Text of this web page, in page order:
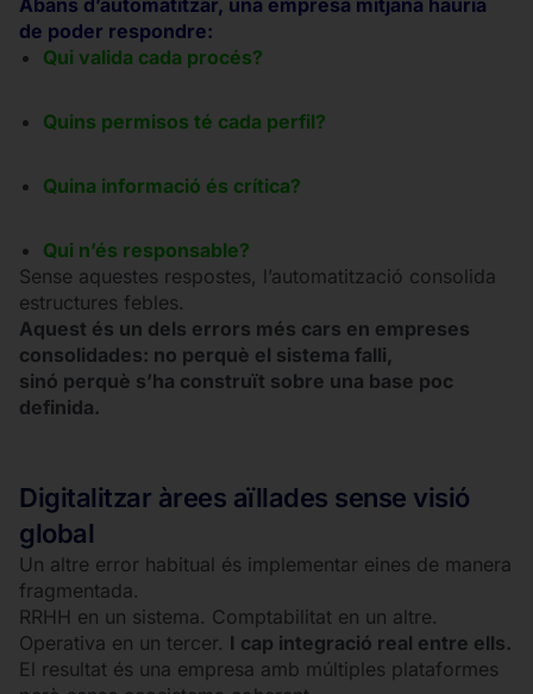
de poder respondre:
Qui valida cada procés?
Quins permisos té cada perfil?
Quina informació és crítica?
Qui n’és responsable?
Sense aquestes respostes, l’automatització consolida
estructures febles.
Aquest és un dels errors més cars en empreses
consolidades: no perquè el sistema falli,
sinó perquè s’ha construït sobre una base poc
definida.
Digitalitzar àrees aïllades sense visió
global
Un altre error habitual és implementar eines de manera
fragmentada.
RRHH en un sistema. Comptabilitat en un altre.
Operativa en un tercer. I cap integració real entre ells.
El resultat és una empresa amb múltiples plataformes